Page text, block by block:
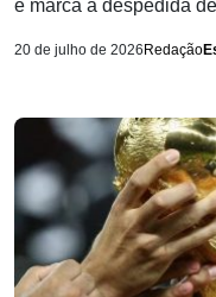
e marca a despedida
20 de julho de 2026 Redação